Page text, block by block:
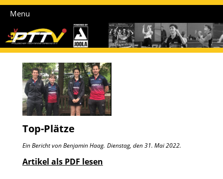
Menu
Top-Plätze
Ein Bericht von Benjamin Haag. Dienstag, den 31. Mai 2022.
Artikel als PDF lesen